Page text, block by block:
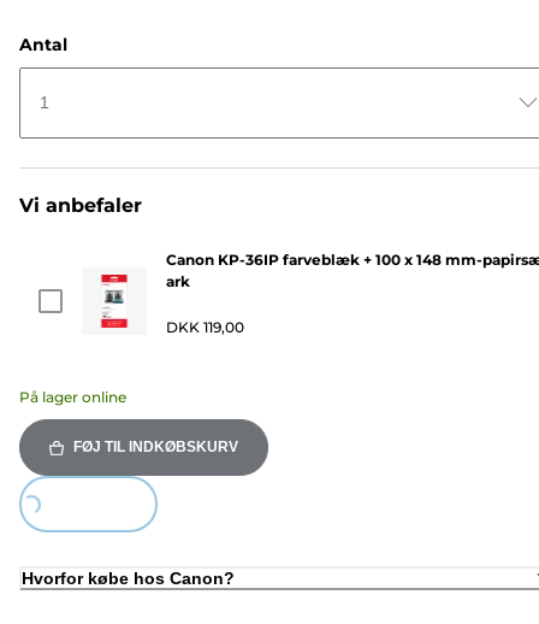
Antal
1
Vi anbefaler
Canon KP-36IP farveblæk + 100 x 148 mm-
ark
DKK 119,00
På lager online
FØJ TIL INDKØBSKURV
Loading...
Hvorfor købe hos Canon?